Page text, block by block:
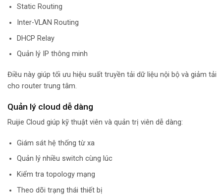
Static Routing
Inter-VLAN Routing
DHCP Relay
Quản lý IP thông minh
Điều này giúp tối ưu hiệu suất truyền tải dữ liệu nội bộ và giảm tải
cho router trung tâm.
Quản lý cloud dễ dàng
Ruijie Cloud giúp kỹ thuật viên và quản trị viên dễ dàng:
Giám sát hệ thống từ xa
Quản lý nhiều switch cùng lúc
Kiểm tra topology mạng
Theo dõi trạng thái thiết bị